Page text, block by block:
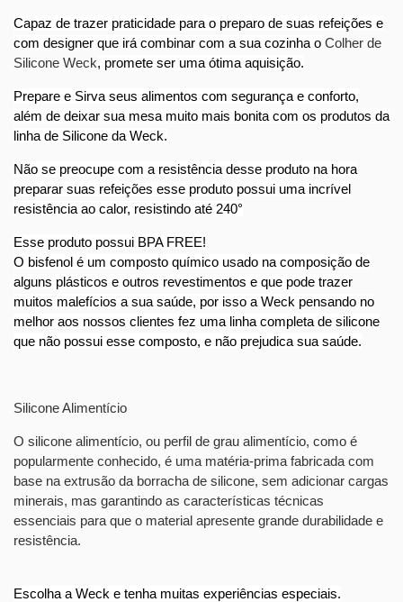
Capaz de trazer praticidade para o preparo de suas refeições e
com designer que irá combinar com a sua cozinha o Colher de
Silicone Weck, promete ser uma ótima aquisição.
Prepare e Sirva seus alimentos com segurança e conforto,
além de deixar sua mesa muito mais bonita com os produtos da
linha de Silicone da Weck.
Não se preocupe com a resistência desse produto na hora
preparar suas refeições esse produto possui uma incrível
resistência ao calor, resistindo até 240°
Esse produto possui BPA FREE!
O bisfenol é um composto químico usado na composição de
alguns plásticos e outros revestimentos e que pode trazer
muitos malefícios a sua saúde, por isso a Weck pensando no
melhor aos nossos clientes fez uma linha completa de silicone
que não possui esse composto, e não prejudica sua saúde.
Silicone Alimentício
O silicone alimentício, ou perfil de grau alimentício, como é
popularmente conhecido, é uma matéria-prima fabricada com
base na extrusão da borracha de silicone, sem adicionar cargas
minerais, mas garantindo as características técnicas
essenciais para que o material apresente grande durabilidade e
resistência.
Escolha a Weck e tenha muitas experiências especiais.